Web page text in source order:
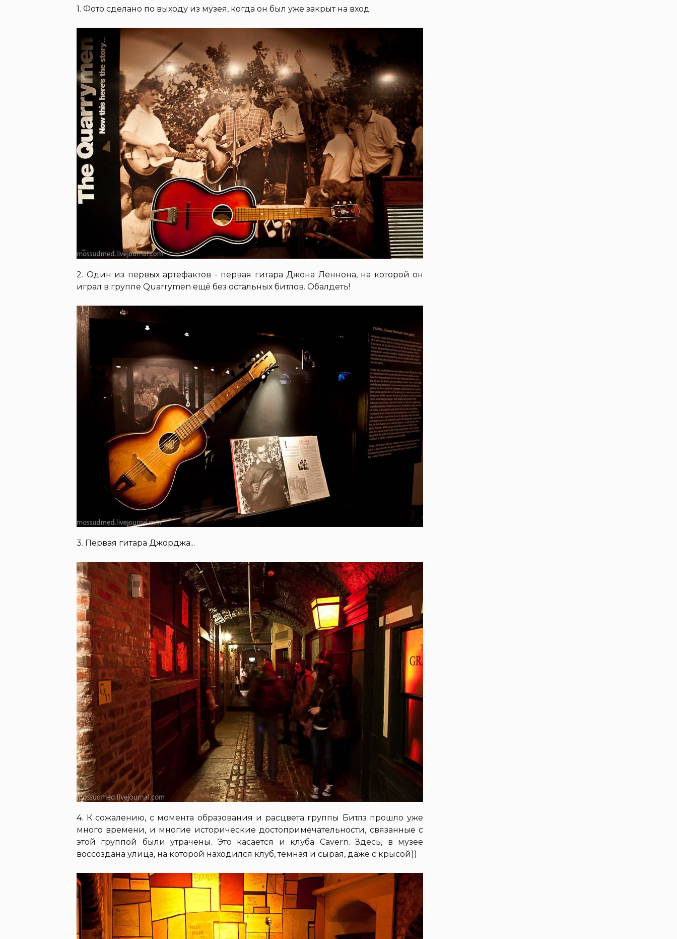
1. Фото сделано по выходу из музея, когда он был уже закрыт на вход
2. Один из первых артефактов - первая гитара Джона Леннона, на которой он
играл в группе Quarrymen ещё без остальных битлов. Обалдеть!
3. Первая гитара Джорджа...
4. К сожалению, с момента образования и расцвета группы Битлз прошло уже
много времени, и многие исторические достопримечательности, связанные с
этой группой были утрачены. Это касается и клуба Cavern. Здесь, в музее
воссоздана улица, на которой находился клуб, тёмная и сырая, даже с крысой))